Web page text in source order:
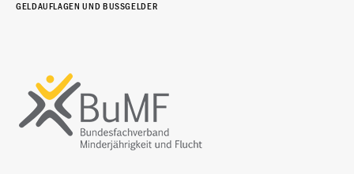
GELDAUFLAGEN UND BUSSGELDER